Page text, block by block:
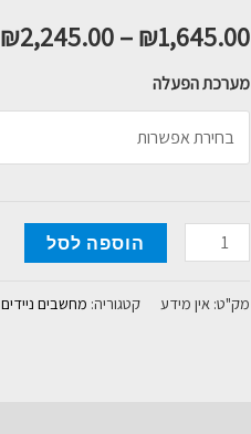
₪1,645.00
–
₪2,245.00
מערכת הפעלה
כמות
מחשב
הוספה לסל
מק"ט:אין מידע קטגוריה: מחשבים ניידים